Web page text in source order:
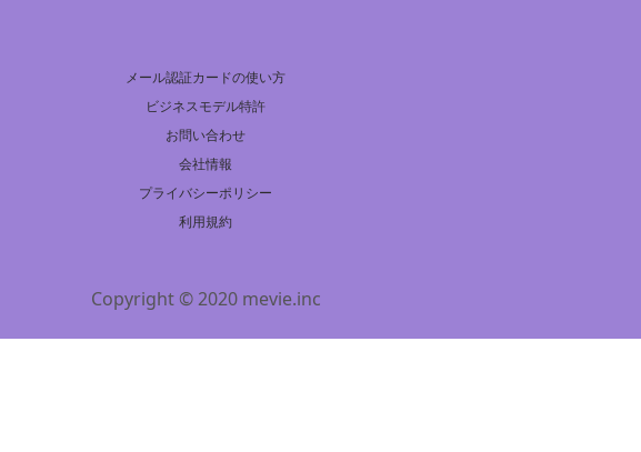
メール認証カードの使い方
ビジネスモデル特許
お問い合わせ
会社情報
プライバシーポリシー
利用規約
Copyright © 2020 mevie.inc